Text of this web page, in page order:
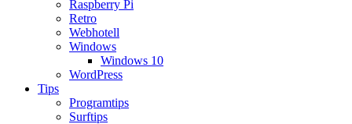
Raspberry Pi
Retro
Webhotell
Windows
Windows 10
WordPress
Tips
Programtips
Surftips